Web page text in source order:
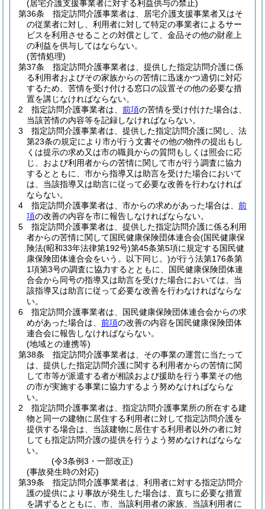
(居宅介護支援事業者に対する利益供与の禁止)
第36条
指定訪問介護事業者は、居宅介護支援事業者又はそ
の従業者に対し、利用者に対して特定の事業者によるサー
ビスを利用させることの対償として、金品その他の財産上
の利益を供与してはならない。
(苦情処理)
第37条
指定訪問介護事業者は、提供した指定訪問介護に係
る利用者およびその家族からの苦情に迅速かつ適切に対応
するため、苦情を受け付ける窓口の設置その他の必要な措
置を講じなければならない。
2
指定訪問介護事業者は、 前項の苦情を受け付けた場合は、
当該苦情の内容等を記録しなければならない。
3
指定訪問介護事業者は、提供した指定訪問介護に関し、法
第23条の規定により市が行う文書その他の物件の提出もし
くは提示の求め又は市の職員からの質問もしくは照会に応
じ、および利用者からの苦情に関して市が行う調査に協力
するとともに、市から指導又は助言を受けた場合において
は、当該指導又は助言に従って必要な改善を行わなければ
ならない。
4
指定訪問介護事業者は、市からの求めがあった場合は、 前
項の改善の内容を市に報告しなければならない。
5
指定訪問介護事業者は、提供した指定訪問介護に係る利用
者からの苦情に関して国民健康保険団体連合会(国民健康保
険法(昭和33年法律第192号)第45条第5項に規定する国民健
康保険団体連合会をいう。以下同じ。)が行う法第176条第
1項第3号の調査に協力するとともに、国民健康保険団体連
合会から同号の指導又は助言を受けた場合においては、当
該指導又は助言に従って必要な改善を行わなければならな
い。
6
指定訪問介護事業者は、国民健康保険団体連合会からの求
めがあった場合は、 前項の改善の内容を国民健康保険団体
連合会に報告しなければならない。
(地域との連携等)
第38条
指定訪問介護事業者は、その事業の運営に当たって
は、提供した指定訪問介護に関する利用者からの苦情に関
して市等が派遣する者が相談および援助を行う事業その他
の市が実施する事業に協力するよう努めなければならな
い。
2
指定訪問介護事業者は、指定訪問介護事業所の所在する建
物と同一の建物に居住する利用者に対して指定訪問介護を
提供する場合は、当該建物に居住する利用者以外の者に対
しても指定訪問介護の提供を行うよう努めなければならな
い。
(令3条例3・一部改正)
(事故発生時の対応)
第39条
指定訪問介護事業者は、利用者に対する指定訪問介
護の提供により事故が発生した場合は、直ちに必要な措置
を講ずるとともに、市、当該利用者の家族、当該利用者に